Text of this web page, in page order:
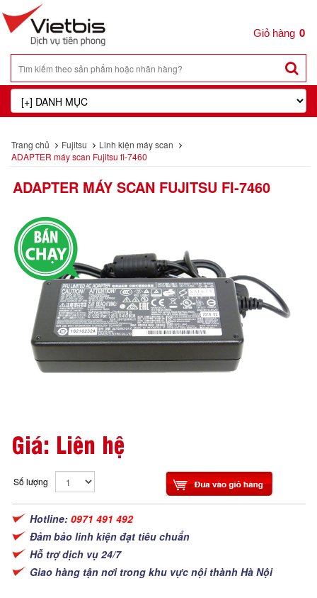
0
Trang chủ Fujitsu
Linh kiện máy scan
ADAPTER máy scan Fujitsu fi-7460
ADAPTER MÁY SCAN FUJITSU FI-7460
Giá: Liên hệ
Số lượng
Hotline: 0971 491 492
Đảm bảo linh kiện đạt tiêu chuẩn
Hỗ trợ dịch vụ 24/7
Giao hàng tận nơi trong khu vực nội thành Hà Nội